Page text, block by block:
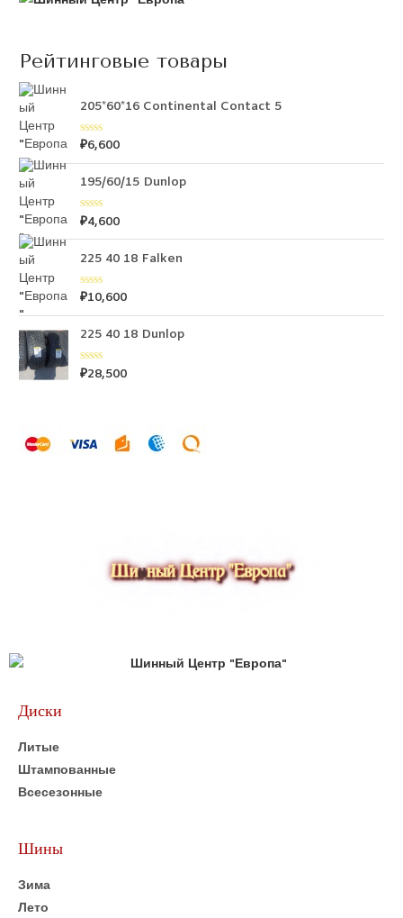
Рейтинговые товары
205*60*16 Continental Contact 5
О
е
н
а
0
и
з
₽6,600
195/60/15 Dunlop
О
н
а
0
и
з
₽4,600
225 40 18 Falken
О
е
н
а
0
и
₽10,600
225 40 18 Dunlop
О
0
₽28,500
Диски
Литые
Штампованные
Всесезонные
Шины
Зима
Лето